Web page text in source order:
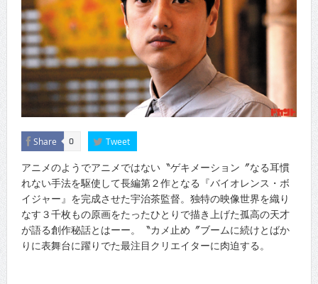
Share 0 Tweet
アニメのようでアニメではない〝ゲキメーション〞なる耳慣
れない手法を駆使して長編第２作となる『バイオレンス・ボ
イジャー』を完成させた宇治茶監督。独特の映像世界を織り
なす３千枚もの原画をたったひとりで描き上げた孤高の天才
が語る創作秘話とはーー。〝カメ止め〞ブームに続けとばか
りに表舞台に躍りでた最注目クリエイターに肉迫する。